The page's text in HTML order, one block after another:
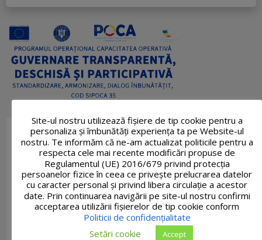
Site-ul nostru utilizează fişiere de tip cookie pentru a
personaliza și îmbunătăți experiența ta pe Website-ul
nostru. Te informăm că ne-am actualizat politicile pentru a
respecta cele mai recente modificări propuse de
Regulamentul (UE) 2016/679 privind protecția
persoanelor fizice în ceea ce privește prelucrarea datelor
cu caracter personal și privind libera circulație a acestor
date. Prin continuarea navigării pe site-ul nostru confirmi
acceptarea utilizării fişierelor de tip cookie conform
Politicii de confidențialitate
Setări cookie
Accept